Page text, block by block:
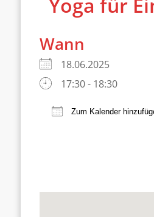
Wann
18.06.2025
17:30 - 18:30
Zum Kalender